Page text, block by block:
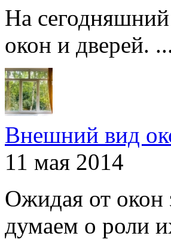
На
окон и дверей.
Внешний вид
11 мая 2014
Ожидая от окон
думаем о роли